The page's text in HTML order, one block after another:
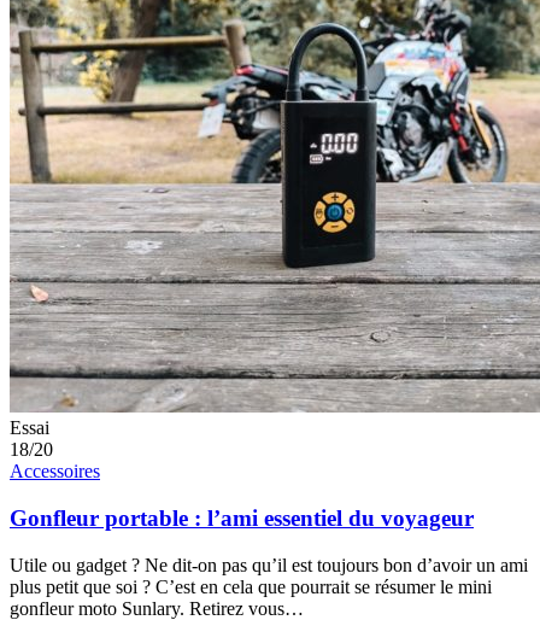
Essai
18/20
Accessoires
Gonfleur portable : l’ami essentiel du voyageur
Utile ou gadget ? Ne dit-on pas qu’il est toujours bon d’avoir un ami
plus petit que soi ? C’est en cela que pourrait se résumer le mini
gonfleur moto Sunlary. Retirez vous…